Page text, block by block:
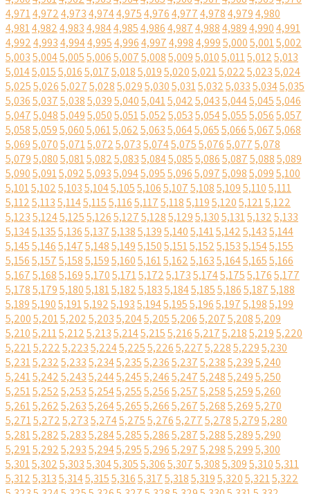
4,9714,9724,9734,9744,9754,9764,9774,9784,9794,980
4,9814,9824,9834,9844,9854,9864,9874,9884,9894,9904,991
4,9924,9934,9944,9954,9964,9974,9984,9995,0005,0015,002
5,0035,0045,0055,0065,0075,0085,0095,0105,0115,0125,013
5,0145,0155,0165,0175,0185,0195,0205,0215,0225,0235,024
5,0255,0265,0275,0285,0295,0305,0315,0325,0335,0345,035
5,0365,0375,0385,0395,0405,0415,0425,0435,0445,0455,046
5,0475,0485,0495,0505,0515,0525,0535,0545,0555,0565,057
5,0585,0595,0605,0615,0625,0635,0645,0655,0665,0675,068
5,0695,0705,0715,0725,0735,0745,0755,0765,0775,078
5,0795,0805,0815,0825,0835,0845,0855,0865,0875,0885,089
5,0905,0915,0925,0935,0945,0955,0965,0975,0985,0995,100
5,1015,1025,1035,1045,1055,1065,1075,1085,1095,1105,111
5,1125,1135,1145,1155,1165,1175,1185,1195,1205,1215,122
5,1235,1245,1255,1265,1275,1285,1295,1305,1315,1325,133
5,1345,1355,1365,1375,1385,1395,1405,1415,1425,1435,144
5,1455,1465,1475,1485,1495,1505,1515,1525,1535,1545,155
5,1565,1575,1585,1595,1605,1615,1625,1635,1645,1655,166
5,1675,1685,1695,1705,1715,1725,1735,1745,1755,1765,177
5,1785,1795,1805,1815,1825,1835,1845,1855,1865,1875,188
5,1895,1905,1915,1925,1935,1945,1955,1965,1975,1985,199
5,2005,2015,2025,2035,2045,2055,2065,2075,2085,209
5,2105,2115,2125,2135,2145,2155,2165,2175,2185,2195,220
5,2215,2225,2235,2245,2255,2265,2275,2285,2295,230
5,2315,2325,2335,2345,2355,2365,2375,2385,2395,240
5,2415,2425,2435,2445,2455,2465,2475,2485,2495,250
5,2515,2525,2535,2545,2555,2565,2575,2585,2595,260
5,2615,2625,2635,2645,2655,2665,2675,2685,2695,270
5,2715,2725,2735,2745,2755,2765,2775,2785,2795,280
5,2815,2825,2835,2845,2855,2865,2875,2885,2895,290
5,2915,2925,2935,2945,2955,2965,2975,2985,2995,300
5,3015,3025,3035,3045,3055,3065,3075,3085,3095,3105,311
5,3125,3135,3145,3155,3165,3175,3185,3195,3205,3215,322